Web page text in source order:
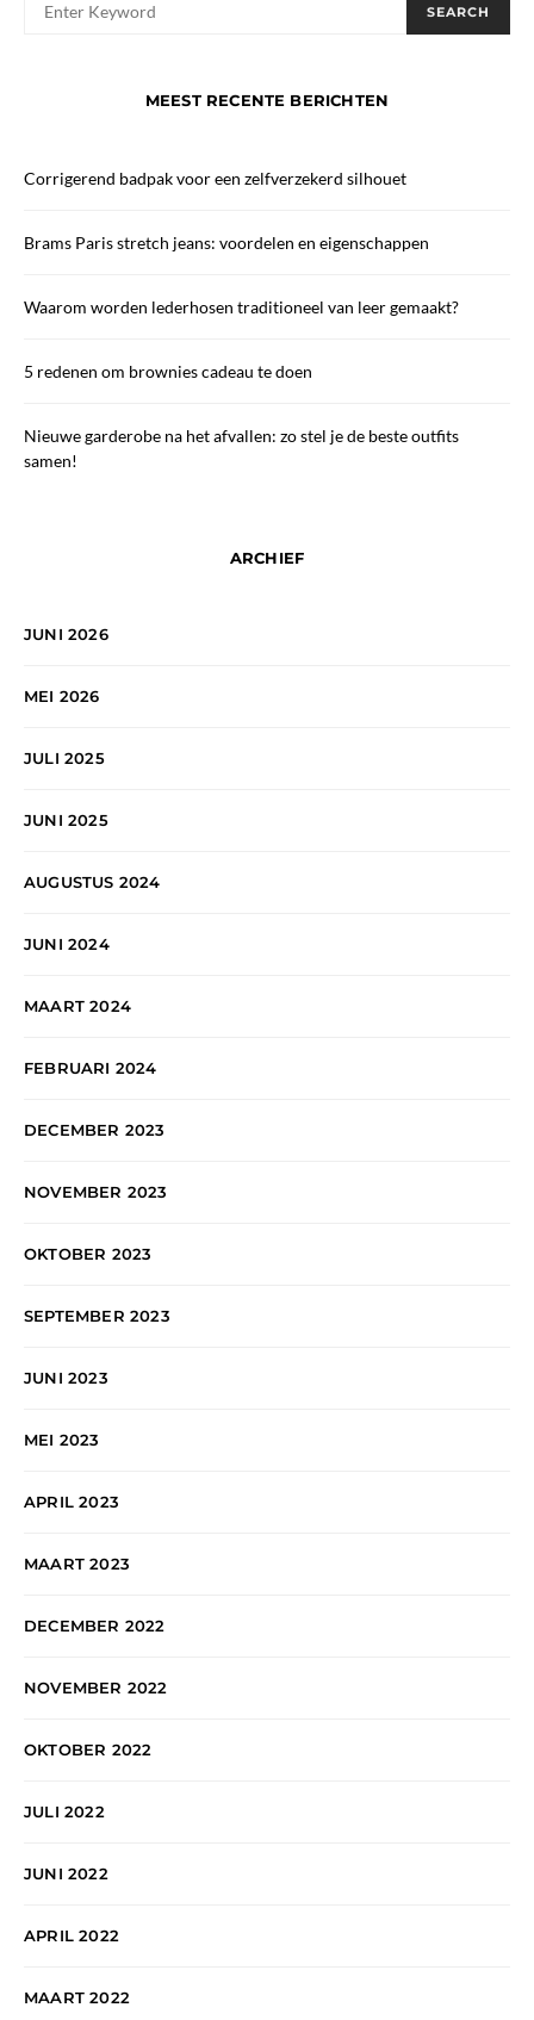
SEARCH
MEEST RECENTE BERICHTEN
Corrigerend badpak voor een zelfverzekerd silhouet
Brams Paris stretch jeans: voordelen en eigenschappen
Waarom worden lederhosen traditioneel van leer gemaakt?
5 redenen om brownies cadeau te doen
Nieuwe garderobe na het afvallen: zo stel je de beste outfits
samen!
ARCHIEF
JUNI 2026
MEI 2026
JULI 2025
JUNI 2025
AUGUSTUS 2024
JUNI 2024
MAART 2024
FEBRUARI 2024
DECEMBER 2023
NOVEMBER 2023
OKTOBER 2023
SEPTEMBER 2023
JUNI 2023
MEI 2023
APRIL 2023
MAART 2023
DECEMBER 2022
NOVEMBER 2022
OKTOBER 2022
JULI 2022
JUNI 2022
APRIL 2022
MAART 2022